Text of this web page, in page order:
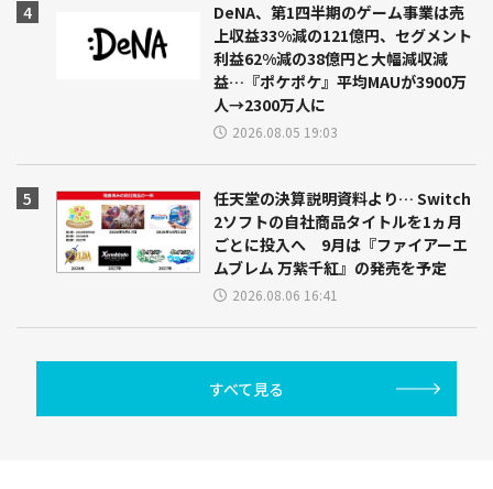
DeNA、第1四半期のゲーム事業は売
上収益33%減の121億円、セグメント
利益62%減の38億円と大幅減収減
益…『ポケポケ』平均MAUが3900万
人→2300万人に
2026.08.05 19:03
任天堂の決算説明資料より… Switch
2ソフトの自社商品タイトルを1ヵ月
ごとに投入へ 9月は『ファイアーエ
ムブレム 万紫千紅』の発売を予定
2026.08.06 16:41
すべて見る